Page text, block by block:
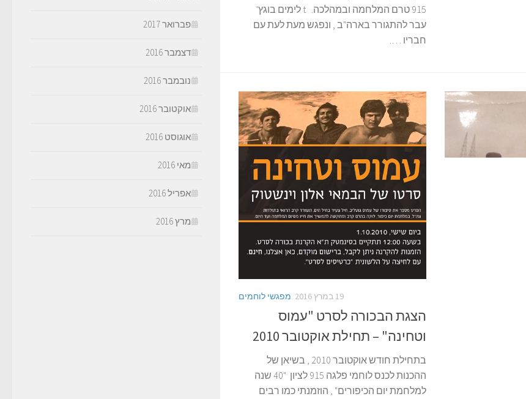
915 טרם המלחמה ובמהלכה. t לימים בוגץ'
עבר להתגורר בארה"ב , ונפגש מעת לעת עם
חבריו ….
מפגשי לוחמים 19 במרץ 2016
הצגת הבכורה לסרט "עמוס
וטחינה" – תחילת אוקטובר 2010
בתחילת חודש אוקטובר 2010 , בשיאן של
ההכנות לכנס לוחמי פלגה 915 לציון "40 שנה
למלחמת יום הכיפורים" , הוזמנתי כמו רבים
פברואר 2017
דצמבר 2016
נובמבר 2016
אוקטובר 2016
אוגוסט 2016
מאי 2016
אפריל 2016
מרץ 2016